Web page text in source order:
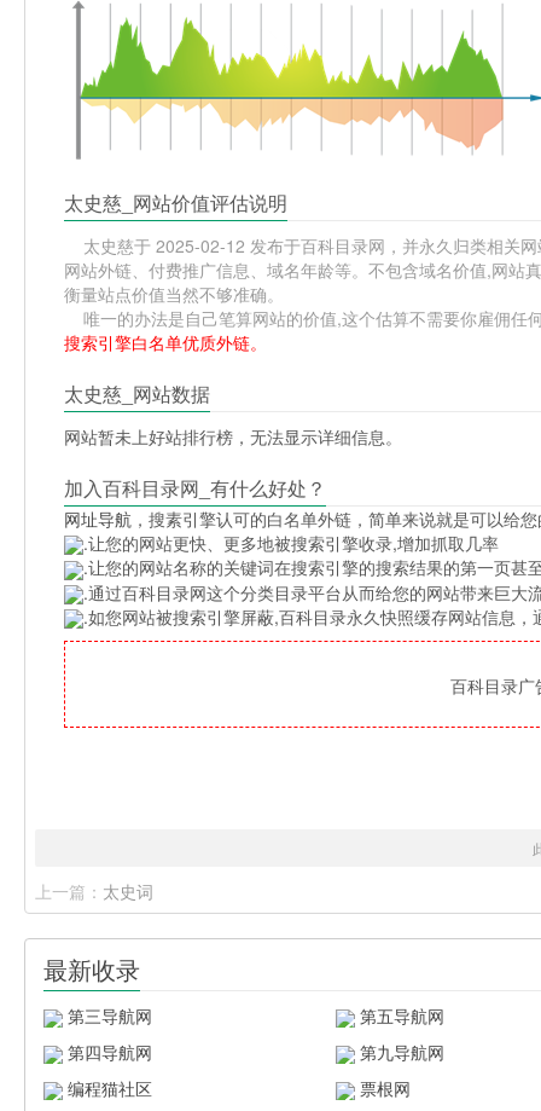
太史慈_网站价值评估说明
太史慈于 2025-02-12 发布于百科目录网，并永久归类相关
网站外链、付费推广信息、域名年龄等。不包含域名价值,网
衡量站点价值当然不够准确。
唯一的办法是自己笔算网站的价值,这个估算不需要你雇佣任
搜索引擎白名单优质外链。
太史慈_网站数据
网站暂未上好站排行榜，无法显示详细信息。
加入百科目录网_有什么好处？
网址导航 ，搜素引擎认可的白名单外链，简单来说就是可以给
.让您的网站更快、更多地被搜索引擎收录,增加抓取几率
.让您的网站名称的关键词在搜索引擎的搜索结果的第一页甚
.通过百科目录网这个分类目录平台从而给您的网站带来巨大
.如您网站被搜索引擎屏蔽,百科目录永久快照缓存网站信息
百科目录
上一篇： 太史词
最新收录
第三导航网
第五导航网
第四导航网
第九导航网
编程猫社区
票根网